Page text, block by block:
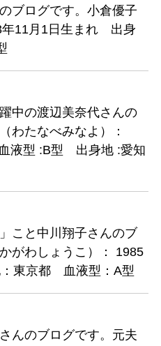
ブログです。小倉優子
年11月1日生まれ 出身
中の渡辺美奈代さんの
わたなべみなよ）：
液型 :B型 出身地 :愛知
こと中川翔子さんのブ
がわしょうこ）： 1985
東京都 血液型：A型
んのブログです。元夫